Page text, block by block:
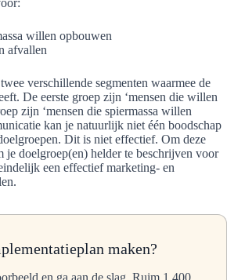
willen opbouwen
afvallen
verschillende segmenten waarmee de
De eerste groep zijn ‘mensen die willen
zijn ‘mensen die spiermassa willen
kan je natuurlijk niet één boodschap
Dit is niet effectief. Om deze
je doelgroep(en) helder te beschrijven voor
een effectief marketing- en
maken?
en ga aan de slag. Ruim 1.400